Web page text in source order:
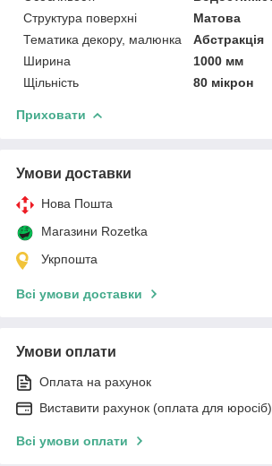
Структура поверхні
Матова
Тематика декору, малюнка
Абстракція
Ширина
1000 мм
Щільність
80 мікрон
Приховати
Умови доставки
Нова Пошта
Магазини Rozetka
Укрпошта
Всі умови доставки
Умови оплати
Оплата на рахунок
Виставити рахунок (оплата для юросіб)
Всі умови оплати